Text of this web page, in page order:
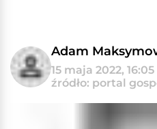
Adam
15 maja 2022, 16:05
źródło: portal